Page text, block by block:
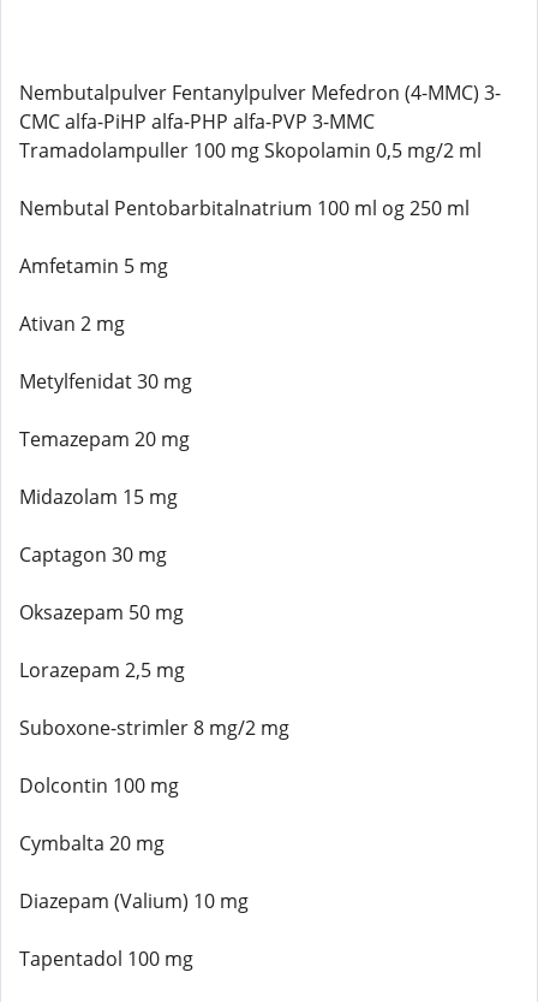
Nembutalpulver Fentanylpulver Mefedron (4-MMC) 3-
CMC alfa-PiHP alfa-PHP alfa-PVP 3-MMC
Tramadolampuller 100 mg Skopolamin 0,5 mg/2 ml
Nembutal Pentobarbitalnatrium 100 ml og 250 ml
Amfetamin 5 mg
Ativan 2 mg
Metylfenidat 30 mg
Temazepam 20 mg
Midazolam 15 mg
Captagon 30 mg
Oksazepam 50 mg
Lorazepam 2,5 mg
Suboxone-strimler 8 mg/2 mg
Dolcontin 100 mg
Cymbalta 20 mg
Diazepam (Valium) 10 mg
Tapentadol 100 mg